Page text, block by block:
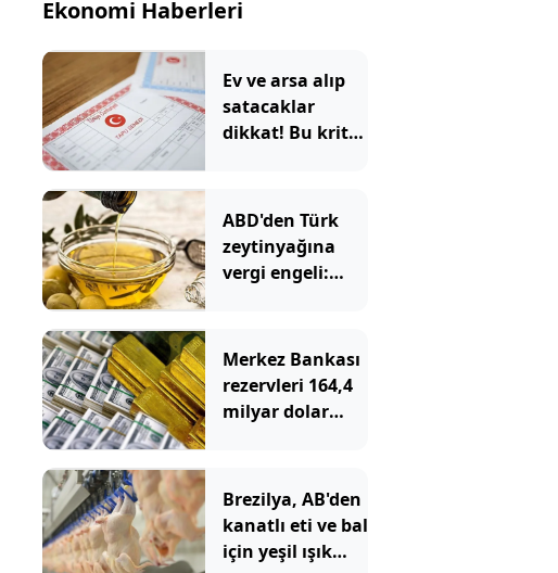
Ekonomi Haberleri
Ev ve arsa alıp
satacaklar
dikkat! Bu kritik
yapamayacak
ABD'den Türk
zeytinyağına
vergi engeli:
Merkez Bankası
rezervleri 164,4
milyar dolar
Brezilya, AB'den
kanatlı eti ve bal
için yeşil ışık